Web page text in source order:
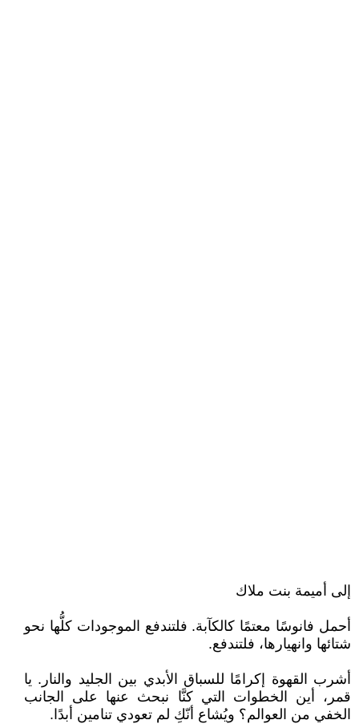
إلى أميمة بنت ملاك
أحمل فانوسًا معتمًا كالكآبة. فلتندفع الموجودات كلُّها نحو
شتائها وانهيارها، فلتندفع.
أشرب القهوة إكرامًا للسباق الأبدي بين الجليد والنار. يا
قمر، أين الخطوات التي كنَّا نبحث عنها على الجانب
الخفي من العوالم؟ ويُشاع أنّكِ لم تعودي تنامين أبدًا.